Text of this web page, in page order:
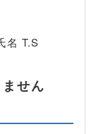
名 T.S
せん